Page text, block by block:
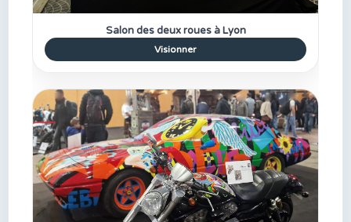
Salon des deux roues à Lyon
Visionner